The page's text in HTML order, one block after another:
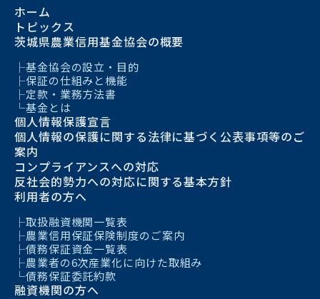
ホーム
トピックス
茨城県農業信用基金協会の概要
基金協会の設立・目的
保証の仕組みと機能
定款・業務方法書
基金とは
個人情報保護宣言
個人情報の保護に関する法律に基づく公表事項等のご
案内
コンプライアンスへの対応
反社会的勢力への対応に関する基本方針
利用者の方へ
取扱融資機関一覧表
農業信用保証保険制度のご案内
債務保証資金一覧表
農業者の6次産業化に向けた取組み
債務保証委託約款
融資機関の方へ